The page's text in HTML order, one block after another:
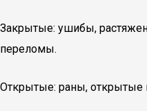
Закрытые: ушибы,
переломы.
Открытые: раны, открытые